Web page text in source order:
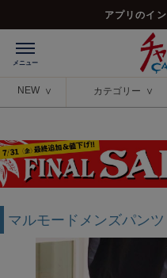
アプリのイ
NEW カテゴリー
マルモードメンズパンツ